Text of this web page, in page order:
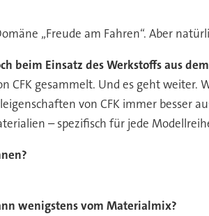
„Freude am Fahren“. Aber
beim Einsatz des Werkstoffs aus
gesammelt. Und es geht weiter.
von CFK immer besser
– spezifisch für jede
wenigstens vom Materialmix?